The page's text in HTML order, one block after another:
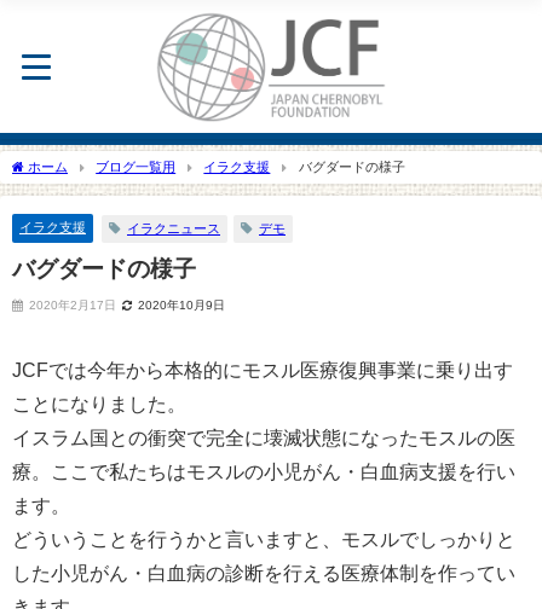
ホーム ブログ一覧用 イラク支援 バグダードの様子
イラク支援 イラクニュース デモ
バグダードの様子
2020年2月17日 2020年10月9日
JCFでは今年から本格的にモスル医療復興事業に乗り出す
ことになりました。
イスラム国との衝突で完全に壊滅状態になったモスルの医
療。ここで私たちはモスルの小児がん・白血病支援を行い
ます。
どういうことを行うかと言いますと、モスルでしっかりと
した小児がん・白血病の診断を行える医療体制を作ってい